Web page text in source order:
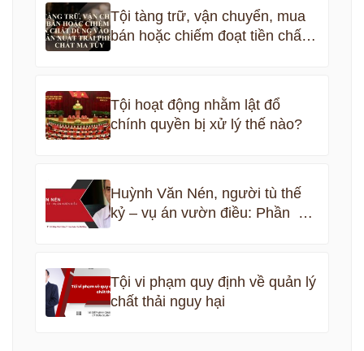
Tội tàng trữ, vận chuyển, mua
bán hoặc chiếm đoạt tiền chất
dùng vào việc sản xuất trái
Tội hoạt động nhằm lật đổ
chính quyền bị xử lý thế nào?
Huỳnh Văn Nén, người tù thế
kỷ – vụ án vườn điều: Phần 5
Tội vi phạm quy định về quản lý
chất thải nguy hại